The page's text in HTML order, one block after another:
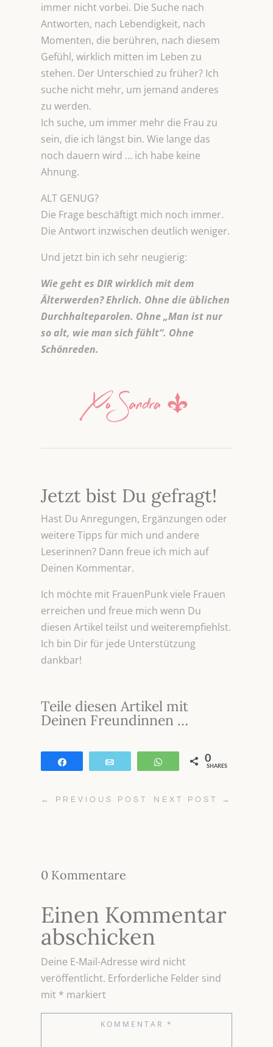
immer nicht vorbei. Die Suche nach
Antworten, nach Lebendigkeit, nach
Momenten, die berühren, nach diesem
Gefühl, wirklich mitten im Leben zu
stehen. Der Unterschied zu früher? Ich
suche nicht mehr, um jemand anderes
zu werden.
Ich suche, um immer mehr die Frau zu
sein, die ich längst bin. Wie lange das
noch dauern wird … ich habe keine
Ahnung.
ALT GENUG?
Die Frage beschäftigt mich noch immer.
Die Antwort inzwischen deutlich weniger.
Und jetzt bin ich sehr neugierig:
Wie geht es DIR wirklich mit dem
Älterwerden? Ehrlich. Ohne die üblichen
Durchhalteparolen. Ohne „Man ist nur
so alt, wie man sich fühlt“. Ohne
Schönreden.
Jetzt bist Du gefragt!
Hast Du Anregungen, Ergänzungen oder
weitere Tipps für mich und andere
Leserinnen? Dann freue ich mich auf
Deinen Kommentar.
Ich möchte mit FrauenPunk viele Frauen
erreichen und freue mich wenn Du
diesen Artikel teilst und weiterempfiehlst.
Ich bin Dir für jede Unterstützung
dankbar!
Teile diesen Artikel mit
Deinen Freundinnen …
WhatsApp
0
SHARES
← PREVIOUS POST NEXT POST →
0 Kommentare
Einen Kommentar
abschicken
Deine E-Mail-Adresse wird nicht
veröffentlicht. Erforderliche Felder sind
mit * markiert